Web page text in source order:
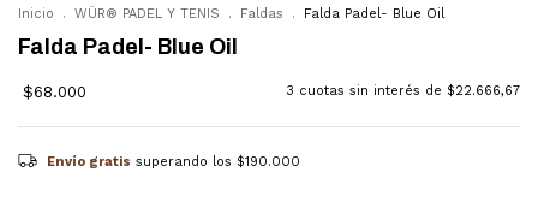
Inicio . WÜR® PADEL Y TENIS . Faldas . Falda Padel- Blue Oil
Falda Padel- Blue Oil
$68.000 3 cuotas sin interés de $22.666,67
Envío gratis superando los $190.000